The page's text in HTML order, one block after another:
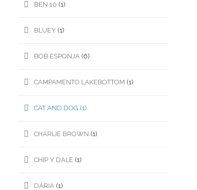
BEN 10 (1)
BLUEY (1)
BOB ESPONJA (6)
CAMPAMENTO LAKEBOTTOM (1)
CAT AND DOG (1)
CHARLIE BROWN (1)
CHIP Y DALE (1)
DARIA (1)